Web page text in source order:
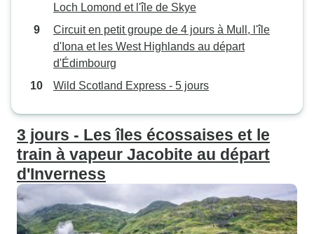
Loch Lomond et l'île de Skye
Circuit en petit groupe de 4 jours à Mull, l'île
d'Iona et les West Highlands au départ
d'Édimbourg
Wild Scotland Express - 5 jours
3 jours - Les îles écossaises et le
train à vapeur Jacobite au départ
d'Inverness